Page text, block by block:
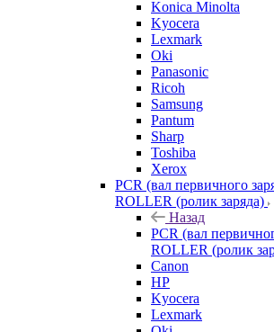
Konica Minolta
Kyocera
Lexmark
Oki
Panasonic
Ricoh
Samsung
Pantum
Sharp
Toshiba
Xerox
PCR (вал первичного
ROLLER (ролик заряда)
Назад
PCR (вал
ROLLER (ролик
Canon
HP
Kyocera
Lexmark